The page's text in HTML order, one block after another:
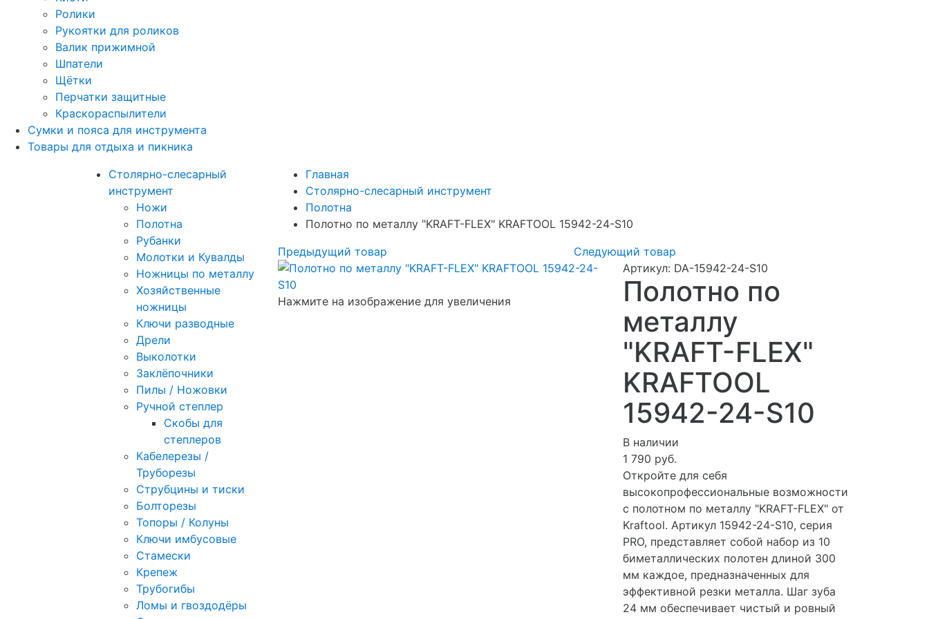
Ролики
Рукоятки для роликов
Валик прижимной
Шпатели
Щётки
Перчатки защитные
Краскораспылители
Сумки и пояса для инструмента
Товары для отдыха и пикника
Столярно-слесарный
инструмент
Ножи
Полотна
Рубанки
Молотки и Кувалды
Ножницы по металлу
Хозяйственные
ножницы
Ключи разводные
Дрели
Выколотки
Заклёпочники
Пилы / Ножовки
Ручной степлер
Скобы для
степлеров
Кабелерезы /
Труборезы
Струбцины и тиски
Болторезы
Топоры / Колуны
Ключи имбусовые
Стамески
Крепеж
Трубогибы
Ломы и гвоздодёры
Главная
Столярно-слесарный инструмент
Полотна
Полотно по металлу "KRAFT-FLEX" KRAFTOOL 15942-24-S10
Предыдущий товар
Следующий товар
Нажмите на изображение для увеличения
Артикул: DA-15942-24-S10
Полотно по
металлу
"KRAFT-FLEX"
KRAFTOOL
15942-24-S10
В наличии
1 790 руб.
Откройте для себя
высокопрофессиональные возможности
с полотном по металлу "KRAFT-FLEX" от
Kraftool. Артикул 15942-24-S10, серия
PRO, представляет собой набор из 10
биметаллических полотен длиной 300
мм каждое, предназначенных для
эффективной резки металла. Шаг зуба
24 мм обеспечивает чистый и ровный